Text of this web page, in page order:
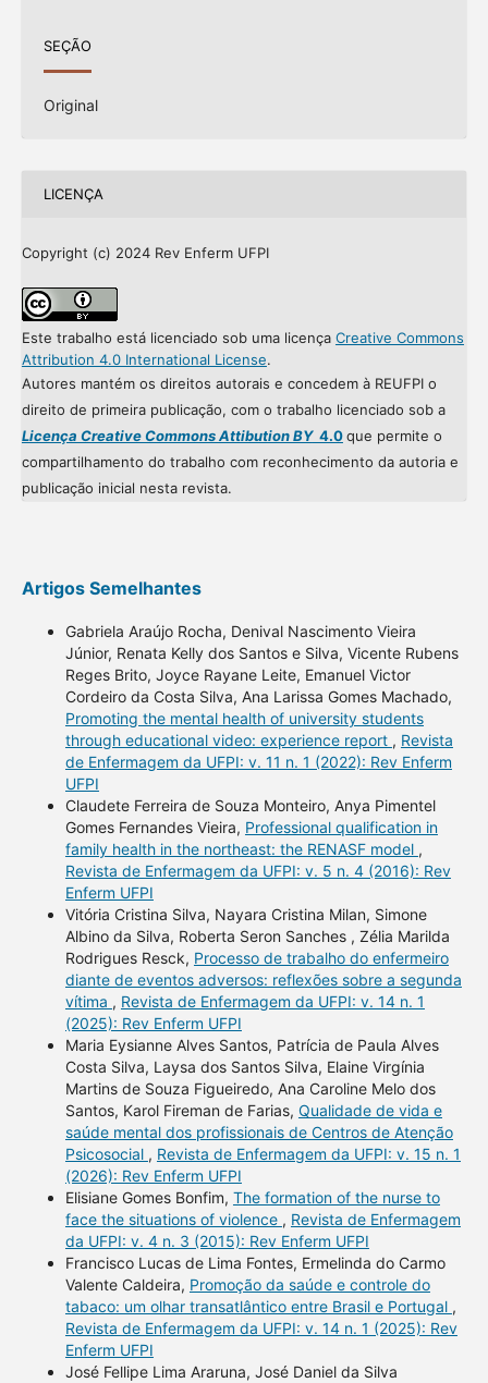
SEÇÃO
Original
LICENÇA
Copyright (c) 2024 Rev Enferm UFPI
Este trabalho está licenciado sob uma licença Creative Commons
Attribution 4.0 International License.
Autores mantém os direitos autorais e concedem à REUFPI o
direito de primeira publicação, com o trabalho licenciado sob a
Licença Creative Commons Attibution BY4.0que permite o
compartilhamento do trabalho com reconhecimento da autoria e
publicação inicial nesta revista.
Artigos Semelhantes
Gabriela Araújo Rocha, Denival Nascimento Vieira
Júnior, Renata Kelly dos Santos e Silva, Vicente Rubens
Reges Brito, Joyce Rayane Leite, Emanuel Victor
Cordeiro da Costa Silva, Ana Larissa Gomes Machado,
Promoting the mental health of university students
through educational video: experience report , Revista
de Enfermagem da UFPI: v. 11 n. 1 (2022): Rev Enferm
UFPI
Claudete Ferreira de Souza Monteiro, Anya Pimentel
Gomes Fernandes Vieira, Professional qualification in
family health in the northeast: the RENASF model ,
Revista de Enfermagem da UFPI: v. 5 n. 4 (2016): Rev
Enferm UFPI
Vitória Cristina Silva, Nayara Cristina Milan, Simone
Albino da Silva, Roberta Seron Sanches , Zélia Marilda
Rodrigues Resck, Processo de trabalho do enfermeiro
diante de eventos adversos: reflexões sobre a segunda
vítima , Revista de Enfermagem da UFPI: v. 14 n. 1
(2025): Rev Enferm UFPI
Maria Eysianne Alves Santos, Patrícia de Paula Alves
Costa Silva, Laysa dos Santos Silva, Elaine Virgínia
Martins de Souza Figueiredo, Ana Caroline Melo dos
Santos, Karol Fireman de Farias, Qualidade de vida e
saúde mental dos profissionais de Centros de Atenção
Psicosocial , Revista de Enfermagem da UFPI: v. 15 n. 1
(2026): Rev Enferm UFPI
Elisiane Gomes Bonfim, The formation of the nurse to
face the situations of violence , Revista de Enfermagem
da UFPI: v. 4 n. 3 (2015): Rev Enferm UFPI
Francisco Lucas de Lima Fontes, Ermelinda do Carmo
Valente Caldeira, Promoção da saúde e controle do
tabaco: um olhar transatlântico entre Brasil e Portugal ,
Revista de Enfermagem da UFPI: v. 14 n. 1 (2025): Rev
Enferm UFPI
José Fellipe Lima Araruna, José Daniel da Silva